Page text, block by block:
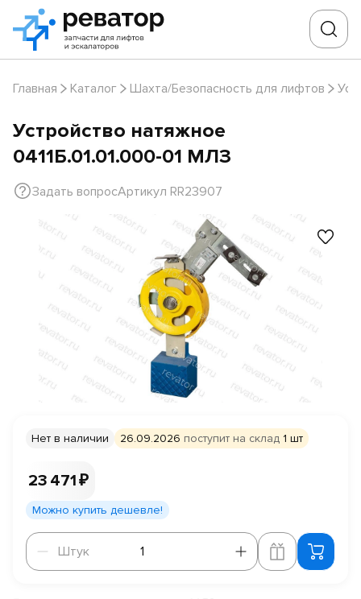
Главная Каталог Шахта/Безопасность для лифтов
Устройство натяжное
0411Б.01.01.000-01 МЛЗ
Задать вопросАртикул RR23907
Нет в наличии 26.09.2026 поступит на склад 1 шт
23 471 ₽
Можно купить дешевле!
Штук
Штук